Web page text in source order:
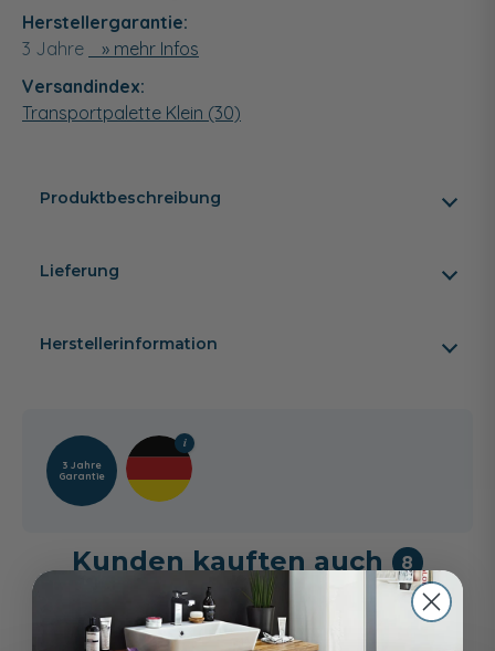
Herstellergarantie:
3 Jahre
» mehr Infos
Versandindex:
Transportpalette Klein (30)
Produktbeschreibung
Lieferung
Herstellerinformation
3 Jahre
Garantie
Kunden kauften auch 8
-44%